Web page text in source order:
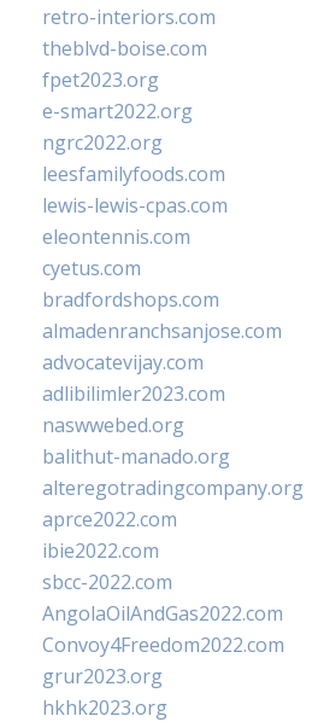
retro-interiors.com
theblvd-boise.com
fpet2023.org
e-smart2022.org
ngrc2022.org
leesfamilyfoods.com
lewis-lewis-cpas.com
eleontennis.com
cyetus.com
bradfordshops.com
almadenranchsanjose.com
advocatevijay.com
adlibilimler2023.com
naswwebed.org
balithut-manado.org
alteregotradingcompany.org
aprce2022.com
ibie2022.com
sbcc-2022.com
AngolaOilAndGas2022.com
Convoy4Freedom2022.com
grur2023.org
hkhk2023.org